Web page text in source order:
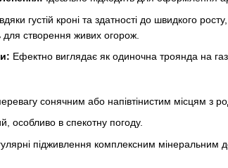
густій кроні та здатності до швидкого
для створення живих огорож.
Ефектно виглядає як одиночна троянда на
сонячним або напівтінистим місцям з
особливо в спекотну погоду.
підживлення комплексним мінеральним